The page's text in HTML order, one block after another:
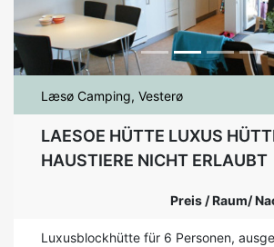
Læsø Camping, Vesterø
LAESOE HÜTTE LUXUS
HAUSTIERE NICHT ERLAUBT
Preis / Raum/
Luxusblockhütte für 6 Personen,